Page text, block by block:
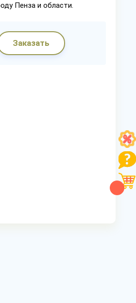
Пенза и области.
Заказать